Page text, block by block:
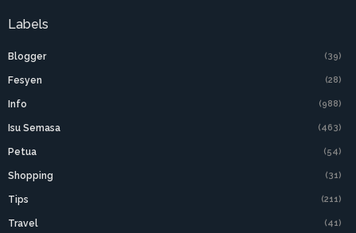
Labels
Blogger (39)
Fesyen (28)
Info (988)
Isu Semasa (463)
Petua (54)
Shopping (31)
Tips (211)
Travel (41)